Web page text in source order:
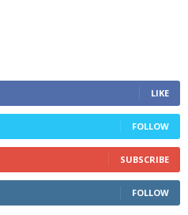
LIKE
FOLLOW
SUBSCRIBE
FOLLOW